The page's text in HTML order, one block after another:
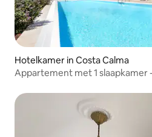
Hotelkamer in Costa Calma
Appartement met 1 slaapkamer